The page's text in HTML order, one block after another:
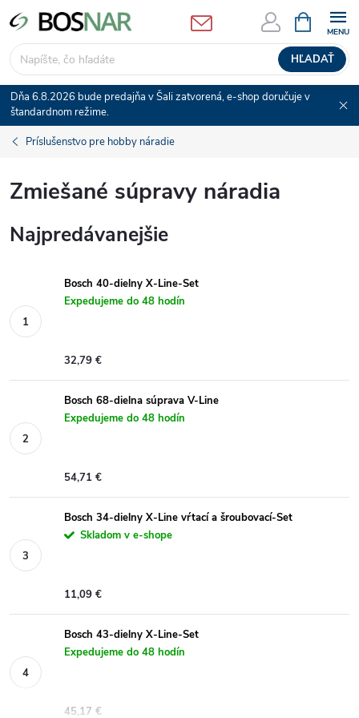
Prejsť
na
obsah
HĽADAŤ
KOŠÍK
Dňa 6.8.2026 bude predajňa v Šali zatvorená, e-shop doručuje v
štandardnom režime.
Príslušenstvo pre hobby náradie
Zmiešané súpravy náradia
Najpredávanejšie
Bosch 40-dielny X-Line-Set
Expedujeme do 48 hodín
32,79 €
Bosch 68-dielna súprava V-Line
Expedujeme do 48 hodín
54,71 €
Bosch 34-dielny X-Line vŕtací a šroubovací-Set
Skladom v e-shope
11,09 €
Bosch 43-dielny X-Line-Set
Expedujeme do 48 hodín
45,17 €